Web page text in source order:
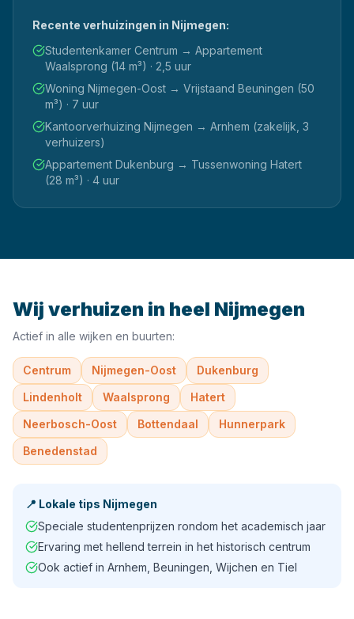
Recente verhuizingen in Nijmegen:
Studentenkamer Centrum → Appartement
Waalsprong (14 m³) · 2,5 uur
Woning Nijmegen-Oost → Vrijstaand Beuningen (50
m³) · 7 uur
Kantoorverhuizing Nijmegen → Arnhem (zakelijk, 3
verhuizers)
Appartement Dukenburg → Tussenwoning Hatert
(28 m³) · 4 uur
Wij verhuizen in heel Nijmegen
Actief in alle wijken en buurten:
Centrum Nijmegen-Oost
Dukenburg
Lindenholt
Waalsprong
Hatert
Neerbosch-Oost
Bottendaal
Hunnerpark
Benedenstad
📍 Lokale tips Nijmegen
Speciale studentenprijzen rondom het academisch jaar
Ervaring met hellend terrein in het historisch centrum
Ook actief in Arnhem, Beuningen, Wijchen en Tiel